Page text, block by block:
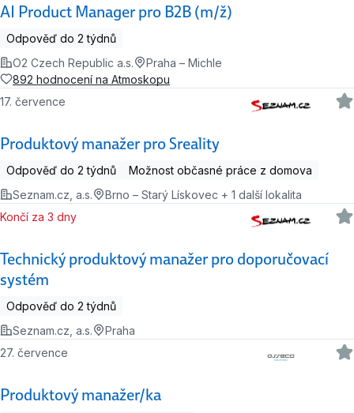
AI Product Manager pro B2B (m/ž)
Odpověď do 2 týdnů
O2 Czech Republic a.s.
Praha – Michle
892 hodnocení na Atmoskopu
Produktový manažer pro Sreality
17. července
Odpověď do 2 týdnů
Možnost občasné práce z domova
Seznam.cz, a.s.
Brno – Starý Lískovec + 1 další lokalita
Technický produktový manažer pro doporučovací
systém
Končí za 3 dny
Odpověď do 2 týdnů
Seznam.cz, a.s.
Praha
Produktový manažer/ka
27. července